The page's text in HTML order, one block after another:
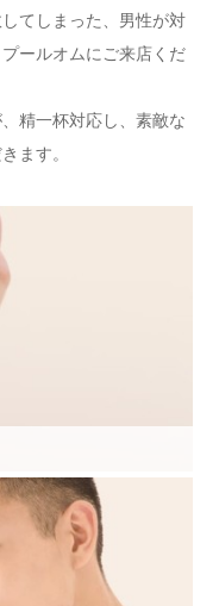
てしまった、男性が対
ールオムにご来店くだ
精一杯対応し、素敵な
ます。